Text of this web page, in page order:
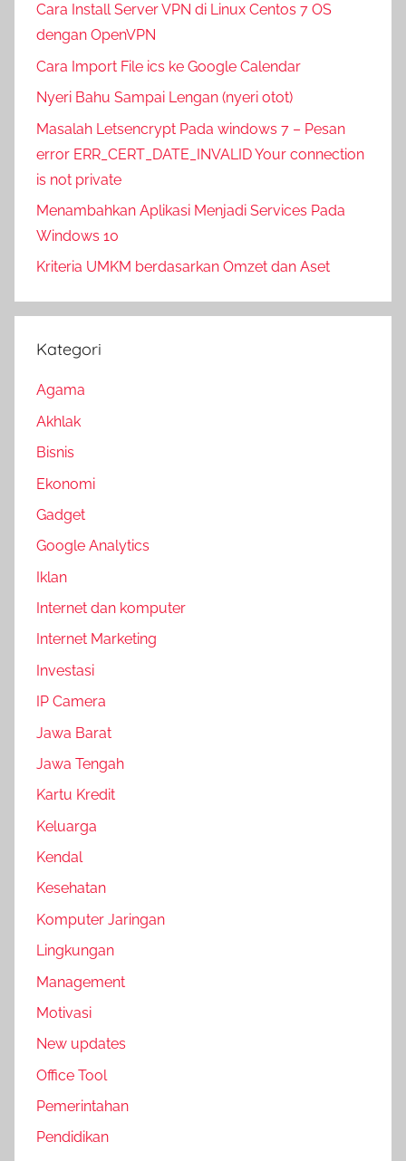
Cara Install Server VPN di Linux Centos 7 OS
dengan OpenVPN
Cara Import File ics ke Google Calendar
Nyeri Bahu Sampai Lengan (nyeri otot)
Masalah Letsencrypt Pada windows 7 – Pesan
error ERR_CERT_DATE_INVALID Your connection
is not private
Menambahkan Aplikasi Menjadi Services Pada
Windows 10
Kriteria UMKM berdasarkan Omzet dan Aset
Kategori
Agama
Akhlak
Bisnis
Ekonomi
Gadget
Google Analytics
Iklan
Internet dan komputer
Internet Marketing
Investasi
IP Camera
Jawa Barat
Jawa Tengah
Kartu Kredit
Keluarga
Kendal
Kesehatan
Komputer Jaringan
Lingkungan
Management
Motivasi
New updates
Office Tool
Pemerintahan
Pendidikan